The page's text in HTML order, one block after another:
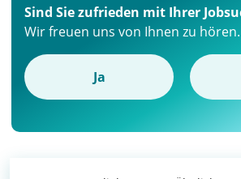
Sind Sie zufrieden mit Ihrer
Wir freuen uns von Ihnen zu hören.
Ja